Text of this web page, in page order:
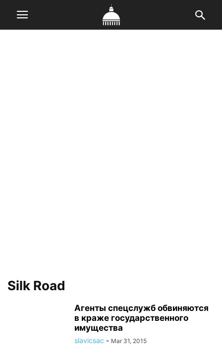
Silk Road
Агенты спецслужб обвиняются
в краже государственного
имущества
slavicsac - Mar 31, 2015